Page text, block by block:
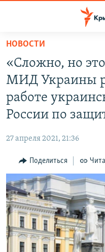
Вернуться
основному
содержанию
Вернутся
главной
Вернутся
поиску
СПЕЦПРОЕКТЫ
ГРУЗ 200
ВОДА
ИСТОРИЯ
ИНТЕРАКТИВ
ИНФОГРАФИКА
ТЕЛЕПРОЕКТ КРЫМ.РЕАЛИИ
СОВЕТЫ
ПРОПАВШИЕ БЕЗ ВЕСТИ
ПОБЕДИТЕЛЕЙ НЕ СУДЯТ?
РАДІО СВОБОДА
КАК ОБОЙТИ
Українською
Qırımtatar
ПРИСОЕДИНЯЙТЕСЬ!
НОВОСТИ
«Сложно, но
МИД Украины
работе
России по
27 апреля 2021, 21:36
Поделиться